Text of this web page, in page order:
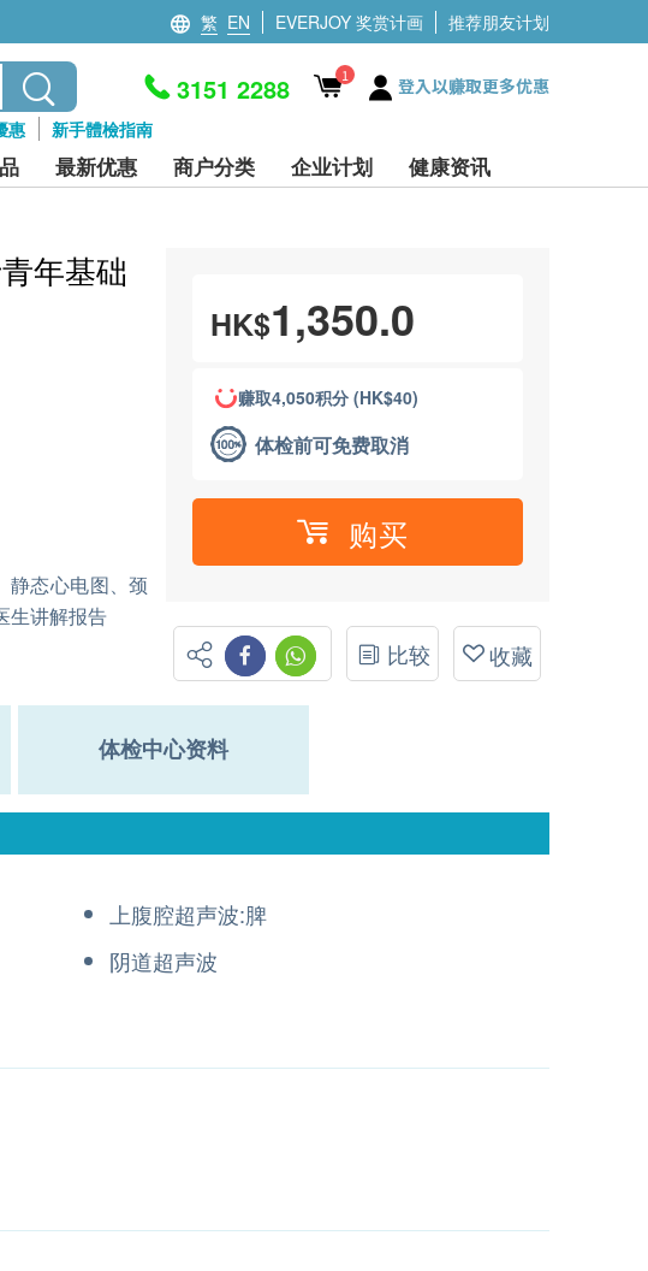
繁 EN EVERJOY 奖赏计画 推荐朋友计划
惠 新手體檢指南
3151 2288 1 登入以赚取更多优惠
最新优惠 商户分类 企业计划 健康资讯
年基础
静态心电图、颈
生讲解报告
HK$1,350.0
赚取4,050积分 (HK$40)
体检前可免费取消
购买
比较 收藏
体检中心资料
上腹腔超声波:脾
阴道超声波